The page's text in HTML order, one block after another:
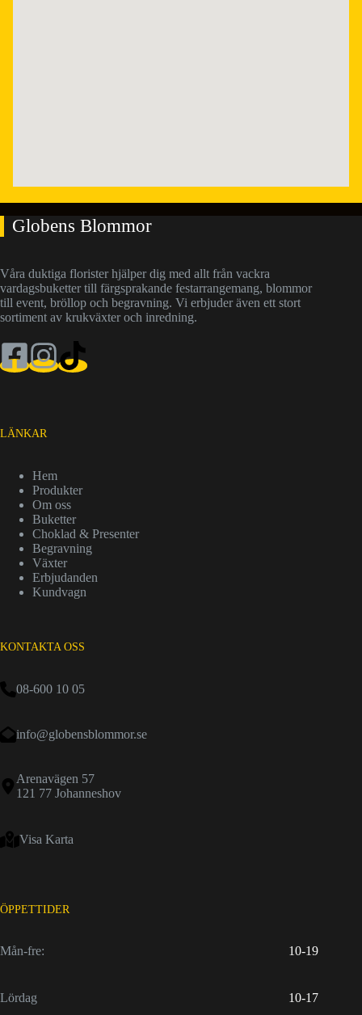
Globens Blommor
Våra duktiga florister hjälper dig med allt från vackra
vardagsbuketter till färgsprakande festarrangemang, blommor
till event, bröllop och begravning. Vi erbjuder även ett stort
sortiment av krukväxter och inredning.
LÄNKAR
Hem
Produkter
Om oss
Buketter
Choklad & Presenter
Begravning
Växter
Erbjudanden
Kundvagn
KONTAKTA OSS
08-600 10 05
info@globensblommor.se
Arenavägen 57
121 77 Johanneshov
Visa Karta
ÖPPETTIDER
Mån-fre: 10-19
Lördag 10-17